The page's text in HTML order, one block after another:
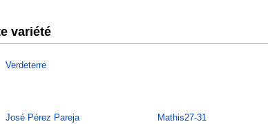
variété
Verdeterre
José Pérez Pareja Mathis27-31